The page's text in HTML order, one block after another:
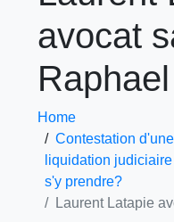
avocat
Home
Contestation
liquidation
s'y prendre?
Laurent Latapie